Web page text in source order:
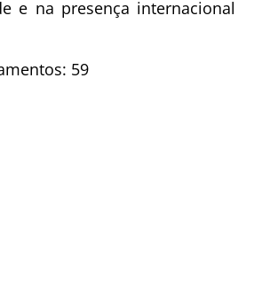
e na presença internacional
59